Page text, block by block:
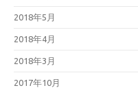
2018年5月
2018年4月
2018年3月
2017年10月